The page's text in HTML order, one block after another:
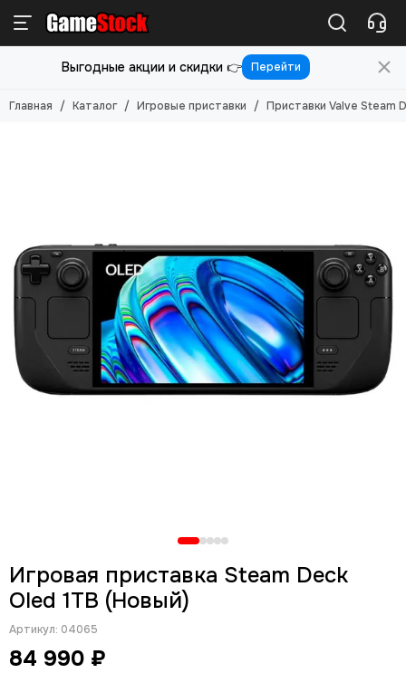
Игровые приставки
Смотреть все товары
Приставки PlayStation 5
Приставки Nintendo Game Boy
Приставки Nintendo 3DS/2DS
Приставки Xbox Series X/S
Приставки Xbox One
Приставки Xbox 360
Приставки Valve Steam Deck
Приставки Lenovo
Приставки Sony PS Vita
Выгодные акции и скидки 👉 Перейти
Главная Каталог Игровые приставки Приставки Valve Steam
Игровая приставка Steam Deck
Oled 1TB (Новый)
Артикул: 04065
84 990 ₽